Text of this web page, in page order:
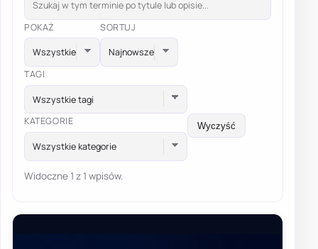
POKAŻ SORTUJ
TAGI
Wszystkie tagi
KATEGORIE
Wszystkie kategorie
Wyczyść
Widoczne 1 z 1 wpisów.